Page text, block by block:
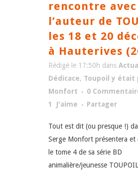
rencontre avec
l’auteur de
les 18 et 20
à Hauterives
Rédigé le 17:50h dans
Dédicace, Toupoil y était
Monfort
0
1
J'aime Partager
Tout est dit (ou presque !)
Serge Monfort présentera et
le tome 4 de sa série BD
animalière/jeunesse